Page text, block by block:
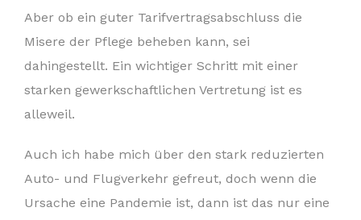
Aber ob ein guter Tarifvertragsabschluss die
Misere der Pflege beheben kann, sei
dahingestellt. Ein wichtiger Schritt mit einer
starken gewerkschaftlichen Vertretung ist es
alleweil.
Auch ich habe mich über den stark reduzierten
Auto- und Flugverkehr gefreut, doch wenn die
Ursache eine Pandemie ist, dann ist das nur eine